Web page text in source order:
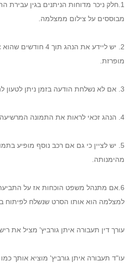
1.חלק ניכר מדוחות הניתנים בגין
מבוססים על צילום ממצלמה.
2. יש ליידע את הנהג
מופרזת.
3. אם לא נשלחת הודעה בזמן ניתן לטעון להתיישנות ולבטל הדוח.
4. הנהג זכאי לראות את התמונה המרשיעה.
5. יש לציין כי גם אם רכב נוסף מופיע
מהימנותה.
6.אם מתנהל משפט הוכחות אז על
למצלמה הוא אותו הסרט שנשלח לפיתוח
עורך דין תעבורה איתן גורביץ' מציל את
עו"ד תעבורה איתן גורביץ' מוציא אותך